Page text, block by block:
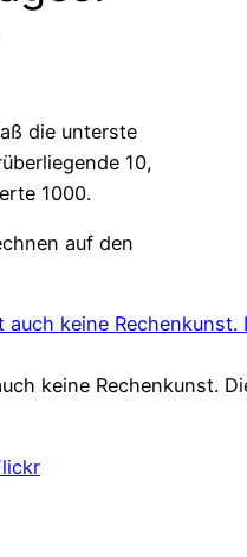
die unterste
10,
1000.
auf den
keine Rechenkunst.